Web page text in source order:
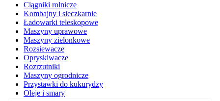
Ciągniki rolnicze
Kombajny i sieczkarnie
Ładowarki teleskopowe
Maszyny uprawowe
Maszyny zielonkowe
Rozsiewacze
Opryskiwacze
Rozrzutniki
Maszyny ogrodnicze
Przystawki do kukurydzy
Oleje i smary